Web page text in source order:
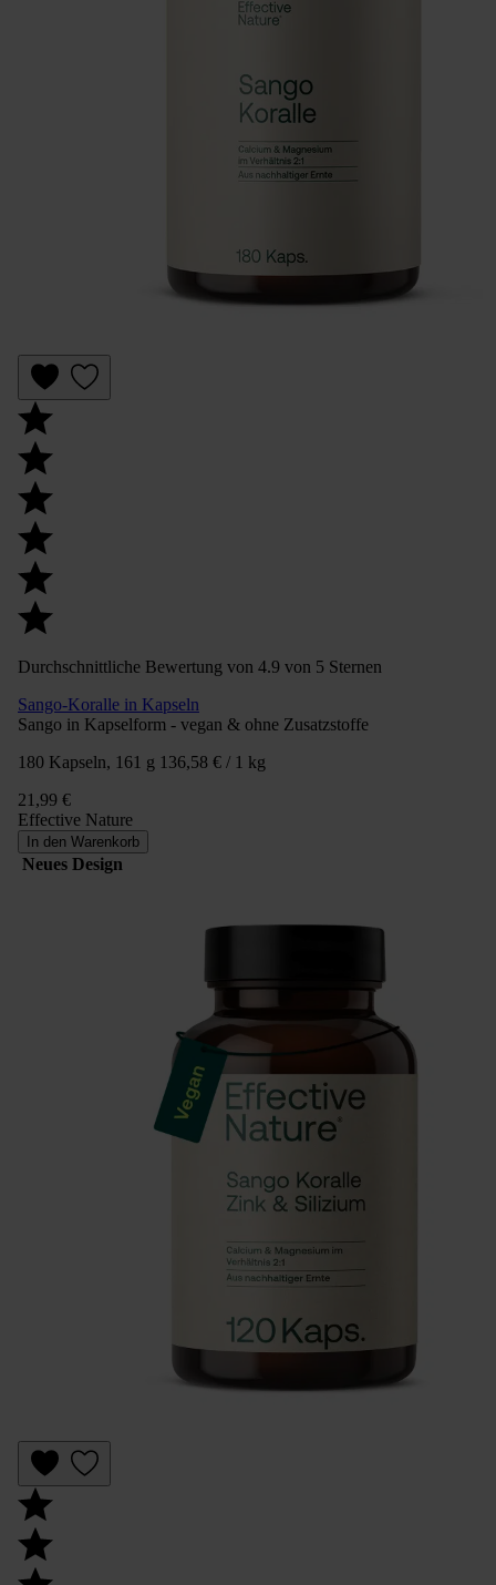
Durchschnittliche Bewertung von 4.9 von 5 Sternen
Sango-Koralle in Kapseln
Sango in Kapselform - vegan & ohne Zusatzstoffe
180 Kapseln, 161 g 136,58 € / 1 kg
21,99 €
Effective Nature
In den Warenkorb
Neues Design